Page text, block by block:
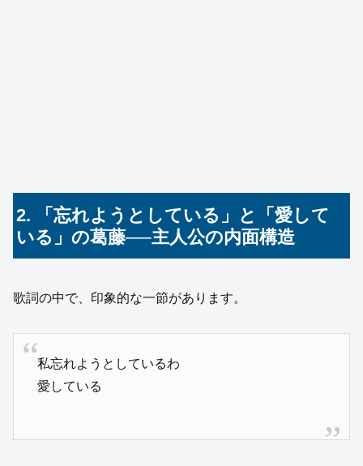
2. 「忘れようとしている」と「愛して
いる」の葛藤──主人公の内面構造
歌詞の中で、印象的な一節があります。
私忘れようとしているわ
愛している